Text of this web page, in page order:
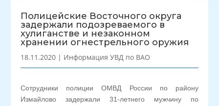
Полицейские Восточного округа
задержали подозреваемого в
хулиганстве и незаконном
хранении огнестрельного оружия
18.11.2020 | Информация УВД по ВАО
Сотрудники полиции ОМВД России по району
Измайлово задержали 31-летнего мужчину по